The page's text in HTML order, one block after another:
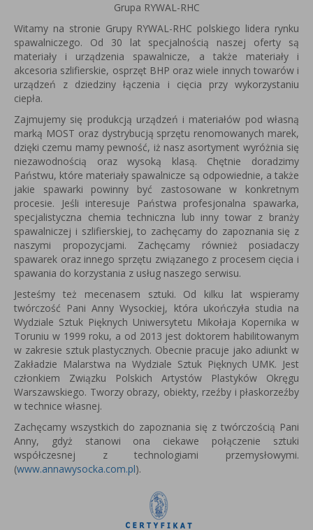
Grupa RYWAL-RHC
Witamy na stronie Grupy RYWAL-RHC polskiego lidera rynku
spawalniczego. Od 30 lat specjalnością naszej oferty są
materiały i urządzenia spawalnicze, a także materiały i
akcesoria szlifierskie, osprzęt BHP oraz wiele innych towarów i
urządzeń z dziedziny łączenia i cięcia przy wykorzystaniu
ciepła.
Zajmujemy się produkcją urządzeń i materiałów pod własną
marką MOST oraz dystrybucją sprzętu renomowanych marek,
dzięki czemu mamy pewność, iż nasz asortyment wyróżnia się
niezawodnością oraz wysoką klasą. Chętnie doradzimy
Państwu, które materiały spawalnicze są odpowiednie, a także
jakie spawarki powinny być zastosowane w konkretnym
procesie. Jeśli interesuje Państwa profesjonalna spawarka,
specjalistyczna chemia techniczna lub inny towar z branży
spawalniczej i szlifierskiej, to zachęcamy do zapoznania się z
naszymi propozycjami. Zachęcamy również posiadaczy
spawarek oraz innego sprzętu związanego z procesem cięcia i
spawania do korzystania z usług naszego serwisu.
Jesteśmy też mecenasem sztuki. Od kilku lat wspieramy
twórczość Pani Anny Wysockiej, która ukończyła studia na
Wydziale Sztuk Pięknych Uniwersytetu Mikołaja Kopernika w
Toruniu w 1999 roku, a od 2013 jest doktorem habilitowanym
w zakresie sztuk plastycznych. Obecnie pracuje jako adiunkt w
Zakładzie Malarstwa na Wydziale Sztuk Pięknych UMK. Jest
członkiem Związku Polskich Artystów Plastyków Okręgu
Warszawskiego. Tworzy obrazy, obiekty, rzeźby i płaskorzeźby
w technice własnej.
Zachęcamy wszystkich do zapoznania się z twórczością Pani
Anny, gdyż stanowi ona ciekawe połączenie sztuki
współczesnej z technologiami przemysłowymi.
(www.annawysocka.com.pl).